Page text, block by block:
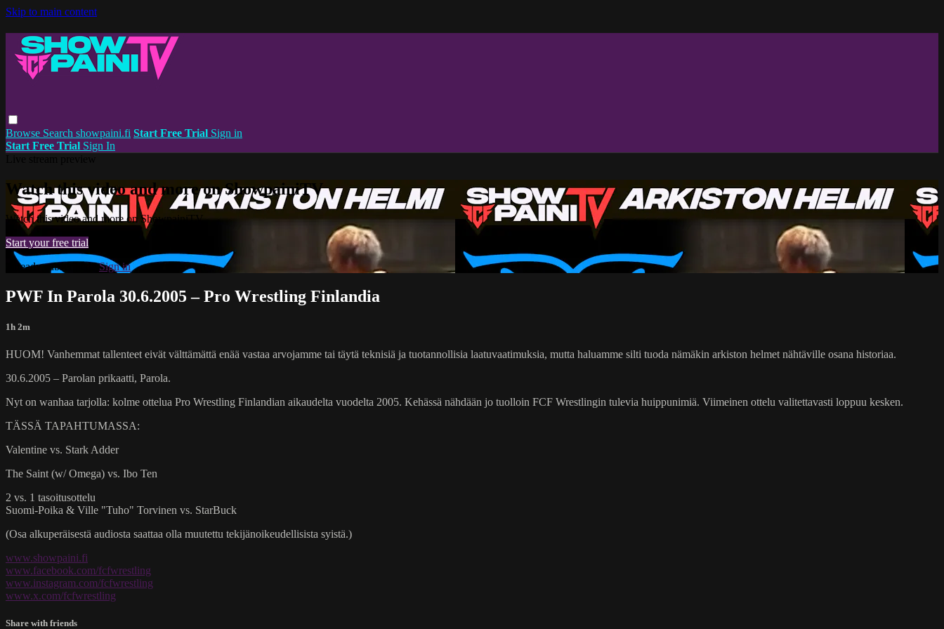
Skip to main content
Browse Search showpaini.fi Start Free Trial Sign in
Start Free Trial Sign In
Watch this video and more on ShowpainiTV
Watch this video and more on ShowpainiTV
Start your free trial
Already subscribed?Sign in
PWF In Parola 30.6.2005 – Pro Wrestling Finlandia
1h 2m
HUOM! Vanhemmat tallenteet eivät välttämättä enää vastaa arvojamme tai täytä teknisiä ja tuotannollisia laatuvaatimuksia, mutta haluamme silti tuoda nämäkin arkiston helmet nähtäville osana historiaa.
30.6.2005 – Parolan prikaatti, Parola.
Nyt on wanhaa tarjolla: kolme ottelua Pro Wrestling Finlandian aikaudelta vuodelta 2005. Kehässä nähdään jo tuolloin FCF Wrestlingin tulevia huippunimiä. Viimeinen ottelu valitettavasti loppuu kesken.
TÄSSÄ TAPAHTUMASSA:
Valentine vs. Stark Adder
The Saint (w/ Omega) vs. Ibo Ten
2 vs. 1 tasoitusottelu
Suomi-Poika & Ville "Tuho" Torvinen vs. StarBuck
(Osa alkuperäisestä audiosta saattaa olla muutettu tekijänoikeudellisista syistä.)
www.showpaini.fi
www.facebook.com/fcfwrestling
www.instagram.com/fcfwrestling
www.x.com/fcfwrestling
Share with friends